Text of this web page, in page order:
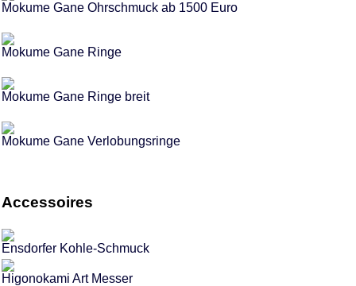
Mokume Gane Ohrschmuck ab 1500 Euro
Mokume Gane Ringe
Mokume Gane Ringe breit
Mokume Gane Verlobungsringe
Accessoires
Ensdorfer Kohle-Schmuck
Higonokami Art Messer